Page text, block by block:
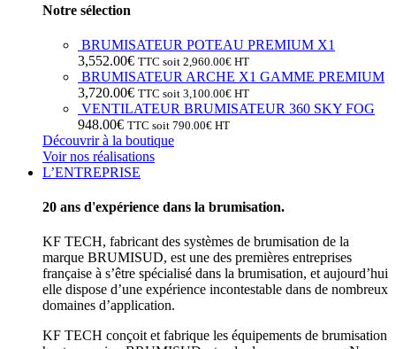
Notre sélection
BRUMISATEUR POTEAU PREMIUM X1
3,552.00€ TTC soit 2,960.00€ HT
BRUMISATEUR ARCHE X1 GAMME PREMIUM
3,720.00€ TTC soit 3,100.00€ HT
VENTILATEUR BRUMISATEUR 360 SKY FOG
948.00€ TTC soit 790.00€ HT
Découvrir à la boutique
Voir nos réalisations
L’ENTREPRISE
20 ans d'expérience dans la brumisation.
KF TECH, fabricant des systèmes de brumisation de la
marque BRUMISUD, est une des premières entreprises
française à s’être spécialisé dans la brumisation, et aujourd’hui
elle dispose d’une expérience incontestable dans de nombreux
domaines d’application.
KF TECH conçoit et fabrique les équipements de brumisation